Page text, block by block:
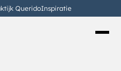
QueridoInspiratie